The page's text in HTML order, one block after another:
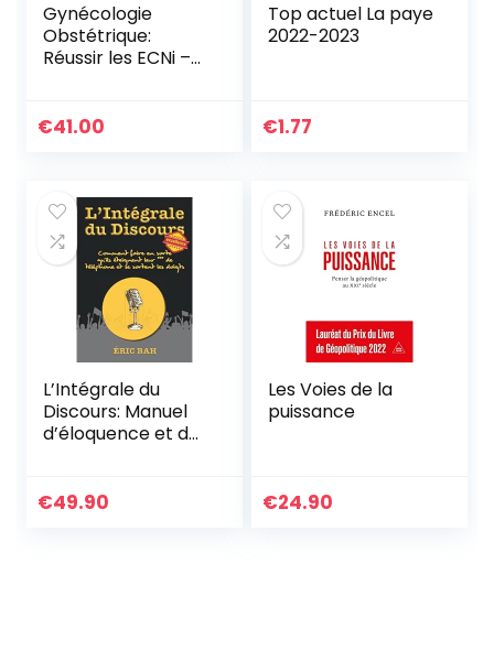
Gynécologie
Obstétrique:
Réussir les ECNi –
avancées
€41.00
Top actuel La paye
2022-2023
€1.77
L’Intégrale du
Discours: Manuel
d’éloquence et de
public | Exercices
€49.90
Les Voies de la
puissance
€24.90